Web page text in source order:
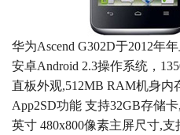
华为Ascend G302D于2012年
安卓Android 2.3操作系统，
直板外观,512MB RAM机身内
App2SD功能 支持32GB存储
英寸 480x800像素主屏尺寸,